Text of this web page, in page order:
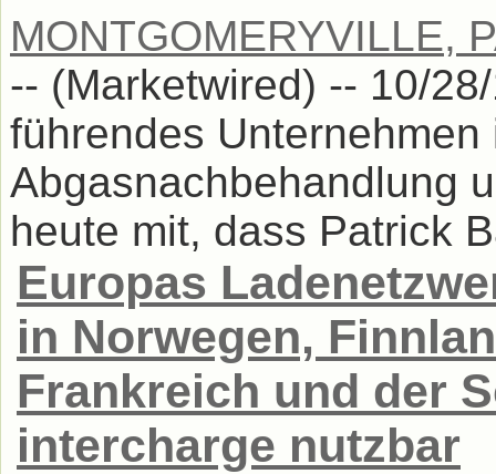
MONTGOMERYVILLE,
-- (Marketwired) -- 10/
führendes
Abgasnachbehandlung
heute mit, dass Patrick
Europas
in Norwegen,
Frankreich und der
intercharge nutzbar